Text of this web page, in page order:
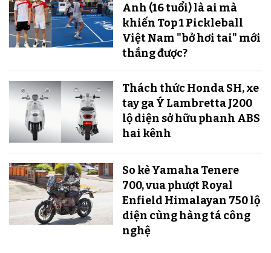
Anh (16 tuổi) là ai mà
khiến Top 1 Pickleball
Việt Nam "bở hơi tai" mới
thắng được?
Thách thức Honda SH, xe
tay ga Ý Lambretta J200
lộ diện sở hữu phanh ABS
hai kênh
So kè Yamaha Tenere
700, vua phượt Royal
Enfield Himalayan 750 lộ
diện cùng hàng tá công
nghệ